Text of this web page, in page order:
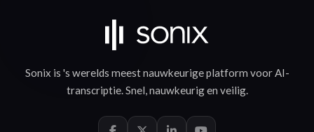
Sonix is 's werelds meest nauwkeurige platform voor AI-
transcriptie. Snel nauwkeurigen veilig.